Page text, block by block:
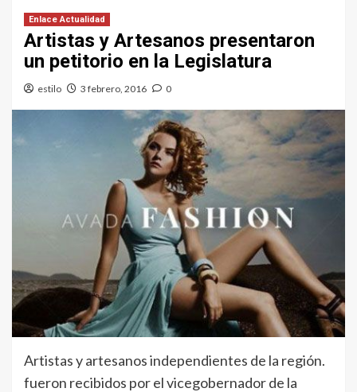
Enlace Actualidad
Artistas y Artesanos presentaron
un petitorio en la Legislatura
estilo 3 febrero, 2016 0
Artistas y artesanos independientes de la región.
fueron recibidos por el vicegobernador de la